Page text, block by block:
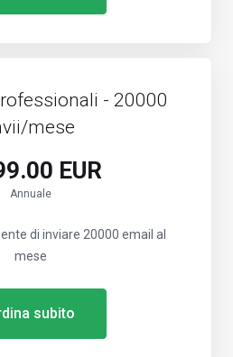
- 20000
mese
EUR
Annuale
di inviare 20000 email al
mese
subito